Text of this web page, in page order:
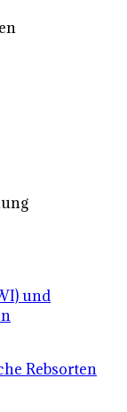
und
Rebsorten